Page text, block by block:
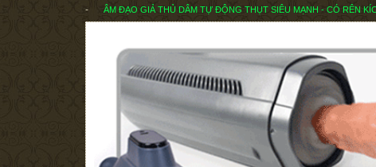
ÂM ĐẠO GIẢ THỦ DÂM TỰ ĐỘNG THỤT SIÊU MẠNH - CÓ RÊN